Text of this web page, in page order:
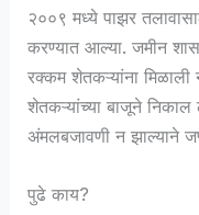
२००९ मध्ये पाझर
करण्यात आल्या. जमीन
रक्कम शेतकऱ्यांना मिळाली
शेतकऱ्यांच्या बाजूने निकाल
अंमलबजावणी न झाल्याने
पुढे काय?